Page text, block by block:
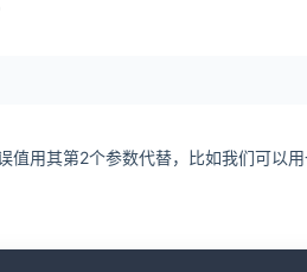
值用其第2个参数代替，比如我们可以